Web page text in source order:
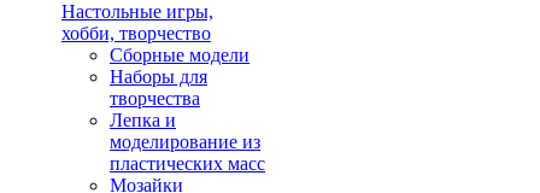
Настольные игры,
хобби, творчество
Сборные модели
Наборы для
творчества
Лепка и
моделирование из
пластических масс
Мозайки